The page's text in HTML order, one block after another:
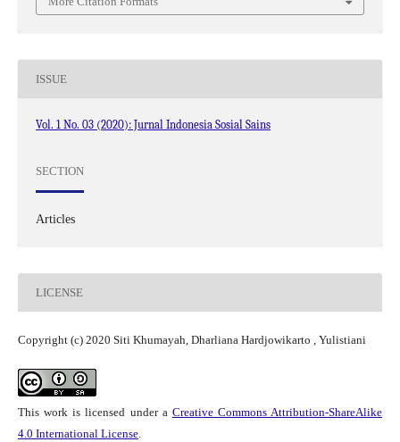
ISSUE
Vol. 1 No. 03 (2020): Jurnal Indonesia Sosial Sains
SECTION
Articles
LICENSE
Copyright (c) 2020 Siti Khumayah, Dharliana Hardjowikarto , Yulistiani
This work is licensed under a Creative Commons Attribution-ShareAlike
4.0 International License.